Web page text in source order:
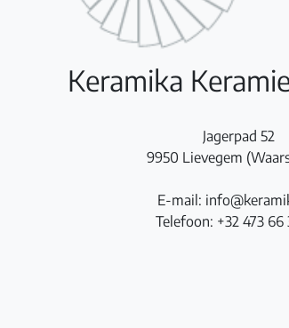
Keramika
Jagerpad 52
9950 Lievegem
E-mail:
Telefoon: +32 473 66